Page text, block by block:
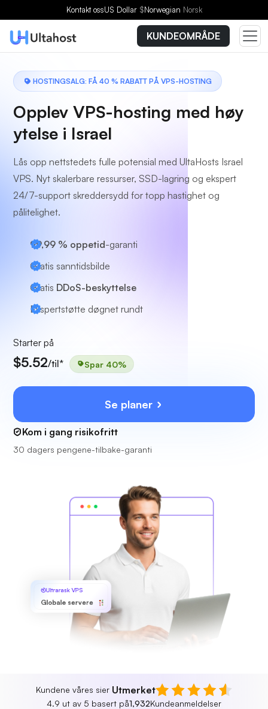
Kontakt ossUS Dollar $Norwegian Norsk
KUNDEOMRÅDE
HOSTINGSALG: FÅ 40 % RABATT PÅ VPS-HOSTING
Opplev VPS-hosting med høy
ytelse i Israel
Lås opp nettstedets fulle potensial med UltaHosts Israel
VPS. Nyt skalerbare ressurser, SSD-lagring og ekspert
24/7-support skreddersydd for topp hastighet og
pålitelighet.
99,99 % oppetid-garanti
Gratis sanntidsbilde
Gratis DDoS-beskyttelse
Ekspertstøtte døgnet rundt
Starter på
$5.52/til* Spar 40%
Se planer
Kom i gang risikofritt
30 dagers pengene-tilbake-garanti
Ultrarask VPS
Globale servere
Kundene våres sier Utmerket
4.9 ut av 5 basert på1,932Kundeanmeldelser